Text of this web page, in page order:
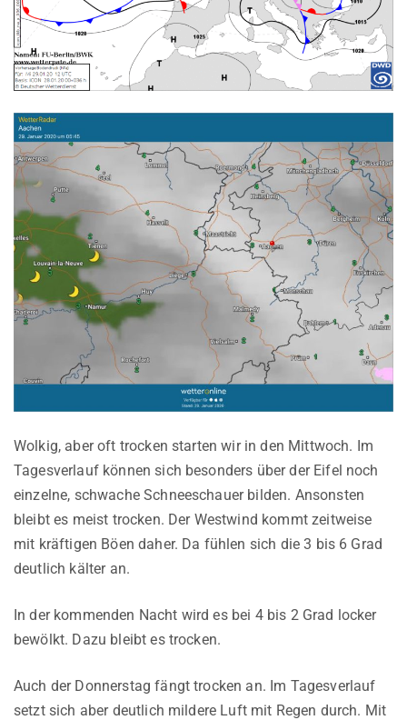
Wolkig, aber oft trocken starten wir in den Mittwoch. Im
Tagesverlauf können sich besonders über der Eifel noch
einzelne, schwache Schneeschauer bilden. Ansonsten
bleibt es meist trocken. Der Westwind kommt zeitweise
mit kräftigen Böen daher. Da fühlen sich die 3 bis 6 Grad
deutlich kälter an.
In der kommenden Nacht wird es bei 4 bis 2 Grad locker
bewölkt. Dazu bleibt es trocken.
Auch der Donnerstag fängt trocken an. Im Tagesverlauf
setzt sich aber deutlich mildere Luft mit Regen durch. Mit